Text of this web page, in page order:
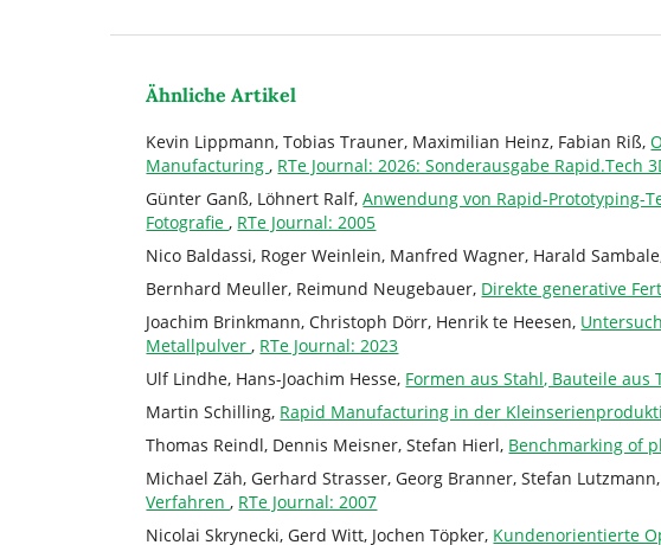
Ähnliche Artikel
Kevin Lippmann, Tobias Trauner, Maximilian Heinz, Fabian Riß,
Manufacturing, RTe Journal: 2026: Sonderausgabe Rapid.Tech
Günter Ganß, Löhnert Ralf,Anwendung von Rapid-Prototyping-
Fotografie, RTe Journal: 2005
Nico Baldassi, Roger Weinlein, Manfred Wagner, Harald
Bernhard Meuller, Reimund Neugebauer, Direkte generative
Joachim Brinkmann, Christoph Dörr, Henrik te Heesen,
Metallpulver, RTe Journal: 2023
Ulf Lindhe, Hans-Joachim Hesse, Formen aus Stahl, Bauteile
Martin Schilling, Rapid Manufacturing in der
Thomas Reindl, Dennis Meisner, Stefan Hierl, Benchmarking of
Michael Zäh, Gerhard Strasser, Georg Branner, Stefan Lutzmann,
Verfahren, RTe Journal: 2007
Nicolai Skrynecki, Gerd Witt, Jochen Töpker, Kundenorientierte